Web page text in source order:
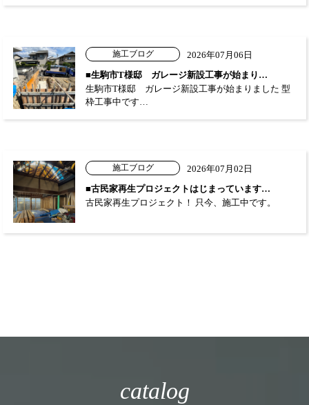
施工ブログ
2026年07月06日
■生駒市T様邸 ガレージ新設工事が始まり…
生駒市T様邸 ガレージ新設工事が始まりました 型
枠工事中です…
施工ブログ
2026年07月02日
■古民家再生プロジェクトはじまっています…
古民家再生プロジェクト！ 只今、施工中です。
catalog